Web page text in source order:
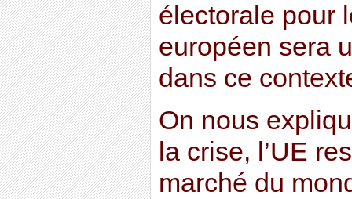
électorale pour
européen sera
dans ce
On nous
la crise, l’UE
marché du